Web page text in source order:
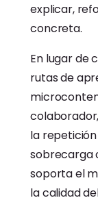
explicar,
concreta.
En lugar de
rutas de
la
sobrecarga
soporta el
la calidad